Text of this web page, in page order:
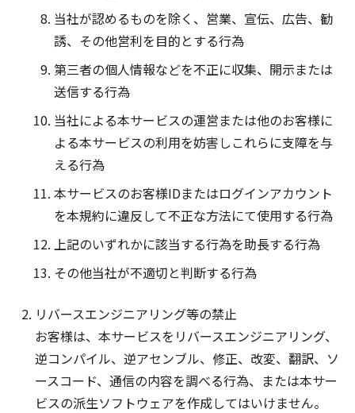
当社が認めるものを除く、営業、宣伝、広告、勧
誘、その他営利を目的とする行為
第三者の個人情報などを不正に収集、開示または
送信する行為
当社による本サービスの運営または他のお客様に
よる本サービスの利用を妨害しこれらに支障を与
える行為
本サービスのお客様IDまたはログインアカウント
を本規約に違反して不正な方法にて使用する行為
上記のいずれかに該当する行為を助長する行為
その他当社が不適切と判断する行為
リバースエンジニアリング等の禁止
お客様は、本サービスをリバースエンジニアリング、
逆コンパイル、逆アセンブル、修正、改変、翻訳、ソ
ースコード、通信の内容を調べる行為、または本サー
ビスの派生ソフトウェアを作成してはいけません。